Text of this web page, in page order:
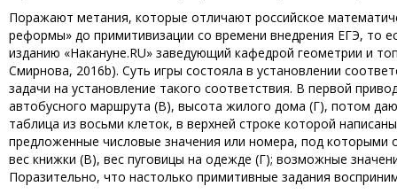
Поражают метания, которые отличают российское
реформы» до примитивизации со времени внедрения ЕГЭ, то
изданию «Накануне.RU» заведующий кафедрой геометрии и
Смирнова, 2016b). Суть игры состояла в установлении
задачи на установление такого соответствия. В первой
автобусного маршрута (В), высота жилого дома (Г), потом
таблица из восьми клеток, в верхней строке которой
предложенные числовые значения или номера, под которыми
вес книжки (В), вес пуговицы на одежде (Г); возможные
Поразительно, что настолько примитивные задания